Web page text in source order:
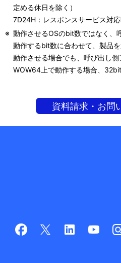
定める休日を除く）
7D24H：レスポンスサービス対
※ 動作させるOSのbit数ではなく、
動作するbit数に合わせて、製品
動作させる場合でも、呼び出し
WOW64上で動作する場合、32bit
資料請求・お問